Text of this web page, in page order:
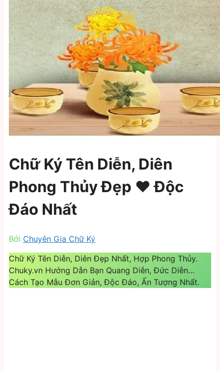
Chữ Ký Tên Diễn, Diên
Phong Thủy Đẹp ❤️️ Độc
Đáo Nhất
Bởi Chuyên Gia Chữ Ký
Chữ Ký Tên Diễn, Diên Đẹp Nhất, Hợp Phong Thủy.
Chuky.vn Hướng Dẫn Bạn Quang Diễn, Đức Diễn…
Cách Tạo Mẫu Đơn Giản, Độc Đáo, Ấn Tượng Nhất.